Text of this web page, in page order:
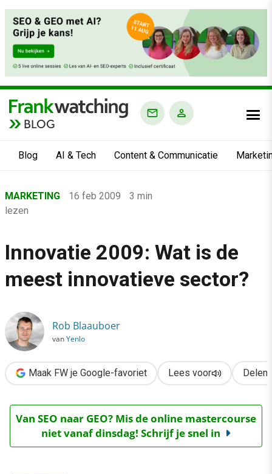
BLOG
Blog AI & Tech Content & Communicatie
›
Marketing
›
MARKETING 16 feb 2009
3 min
lezen
Innovatie 2009: Wat is de
meest innovatieve sector?
Rob Blaauboer
vanYenlo
Maak FW je Google-favoriet Lees voor Delen
Van SEO naar GEO? Mis de online mastercourse
niet vanaf dinsdag! Schrijf je snel in